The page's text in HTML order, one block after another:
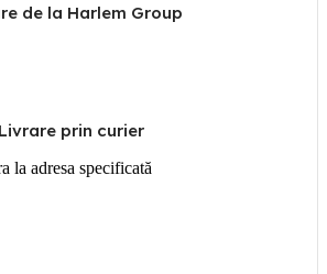
de la Harlem Group
Livrare prin curier
la adresa specificată